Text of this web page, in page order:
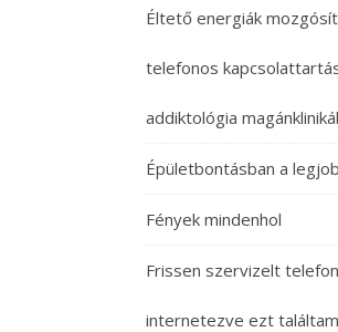
Éltető energiák
telefonos
addiktológia
Épületbontásban a
Fények mindenhol
Frissen szervizelt
internetezve ezt találtam